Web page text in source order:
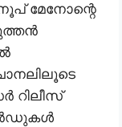
മേനോന്റെ
റിലീസ്